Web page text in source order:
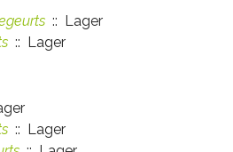
:: Lager
:: Lager
:: Lager